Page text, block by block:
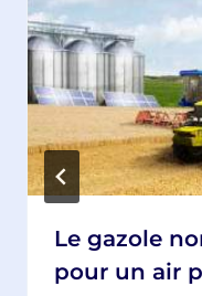
Le gazole
pour un air